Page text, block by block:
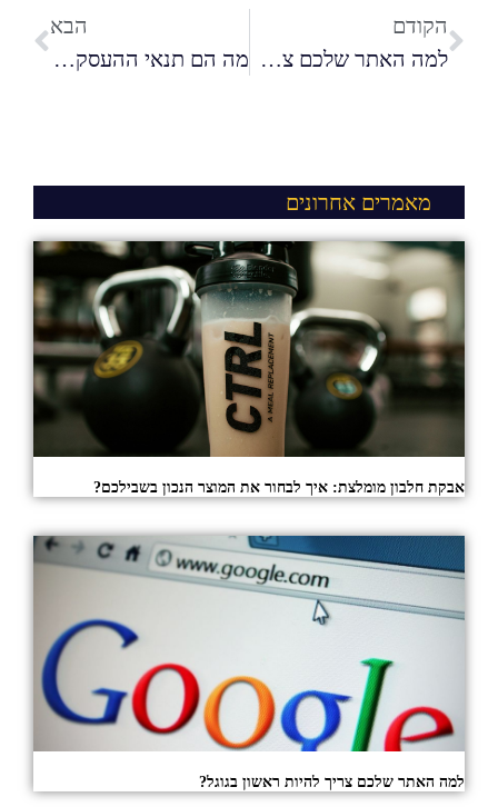
הקודם
למה האתר שלכם צריך להיות ראשון בגוגל?
הבא
מה הם תנאי ההעסקה המקובלים בהייטק?
מאמרים אחרונים
אבקת חלבון מומלצת: איך לבחור את המוצר הנכון בשבילכם?
למה האתר שלכם צריך להיות ראשון בגוגל?